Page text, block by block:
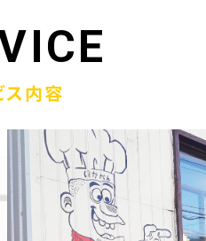
帳」がメディアに紹介されまし
ス内容